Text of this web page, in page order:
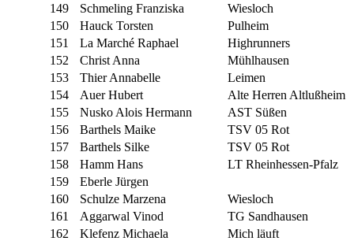
149
Schmeling Franziska
Wiesloch
150
Hauck Torsten
Pulheim
151
La Marché Raphael
Highrunners
152
Christ Anna
Mühlhausen
153
Thier Annabelle
Leimen
154
Auer Hubert
Alte Herren Altlußheim
155
Nusko Alois Hermann
AST Süßen
156
Barthels Maike
TSV 05 Rot
157
Barthels Silke
TSV 05 Rot
158
Hamm Hans
LT Rheinhessen-Pfalz
159
Eberle Jürgen
160
Schulze Marzena
Wiesloch
161
Aggarwal Vinod
TG Sandhausen
162
Klefenz Michaela
Mich läuft